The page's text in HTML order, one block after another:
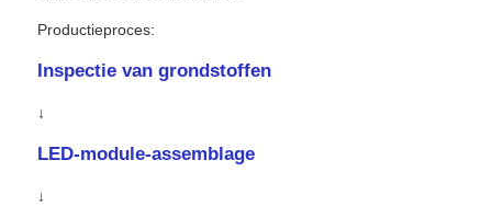
Productieproces:
Inspectie van grondstoffen
↓
LED-module-assemblage
↓